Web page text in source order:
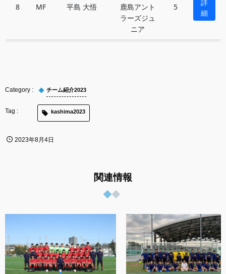
チーム紹介2023
kashima2023
2023年8月4日
関連情報